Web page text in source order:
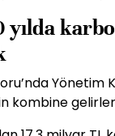
Yönetim
kombine